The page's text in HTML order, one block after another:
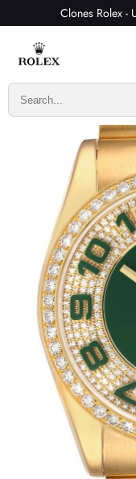
Clones Rolex -
Seuls les clients
laisser un commentaire.
commentaires